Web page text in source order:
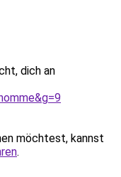
dich an
möchtest, kannst
.